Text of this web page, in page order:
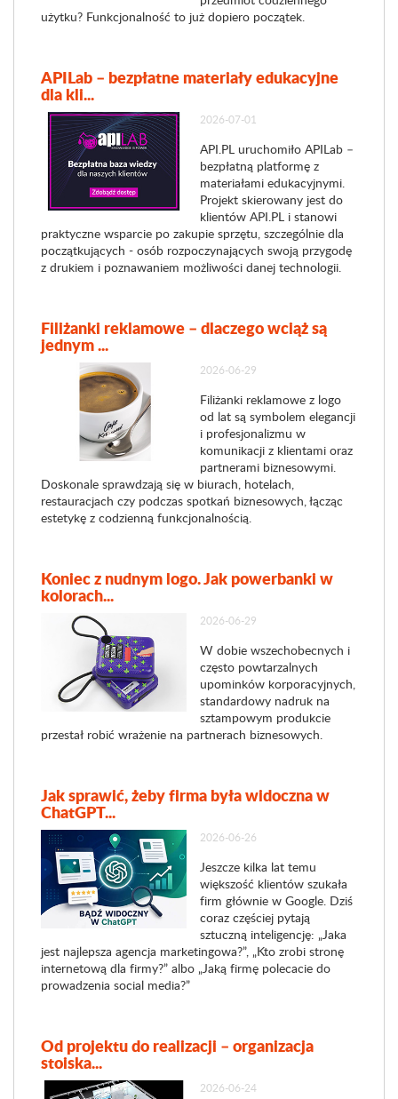
użytku? Funkcjonalność to już dopiero początek.
APILab – bezpłatne materiały edukacyjne
dla kli...
2026-07-01
API.PL uruchomiło APILab –
bezpłatną platformę z
materiałami edukacyjnymi.
Projekt skierowany jest do
klientów API.PL i stanowi
praktyczne wsparcie po zakupie sprzętu, szczególnie dla
początkujących - osób rozpoczynających swoją przygodę
z drukiem i poznawaniem możliwości danej technologii.
Filiżanki reklamowe – dlaczego wciąż są
jednym ...
2026-06-29
Filiżanki reklamowe z logo
od lat są symbolem elegancji
i profesjonalizmu w
komunikacji z klientami oraz
partnerami biznesowymi.
Doskonale sprawdzają się w biurach, hotelach,
restauracjach czy podczas spotkań biznesowych, łącząc
estetykę z codzienną funkcjonalnością.
Koniec z nudnym logo. Jak powerbanki w
kolorach...
2026-06-29
W dobie wszechobecnych i
często powtarzalnych
upominków korporacyjnych,
standardowy nadruk na
sztampowym produkcie
przestał robić wrażenie na partnerach biznesowych.
Jak sprawić, żeby firma była widoczna w
ChatGPT...
2026-06-26
Jeszcze kilka lat temu
większość klientów szukała
firm głównie w Google. Dziś
coraz częściej pytają
sztuczną inteligencję: „Jaka
jest najlepsza agencja marketingowa?”, „Kto zrobi stronę
internetową dla firmy?” albo „Jaką firmę polecacie do
prowadzenia social media?”
Od projektu do realizacji – organizacja
stoiska...
2026-06-24